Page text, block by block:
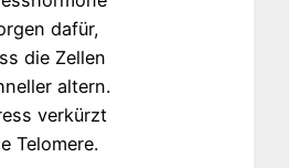
dafür,
die Zellen
altern.
verkürzt
Telomere.